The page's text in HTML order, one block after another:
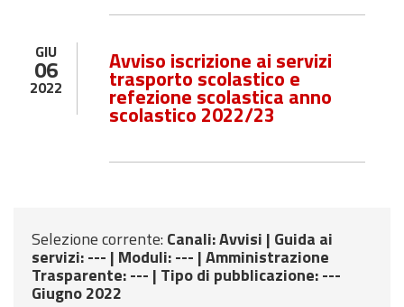
GIU
06
2022
Avviso iscrizione ai servizi
trasporto scolastico e
refezione scolastica anno
scolastico 2022/23
Selezione corrente: Canali: Avvisi | Guida ai
servizi: --- | Moduli: --- |Amministrazione
Trasparente: --- | Tipo di pubblicazione: ---
Giugno 2022